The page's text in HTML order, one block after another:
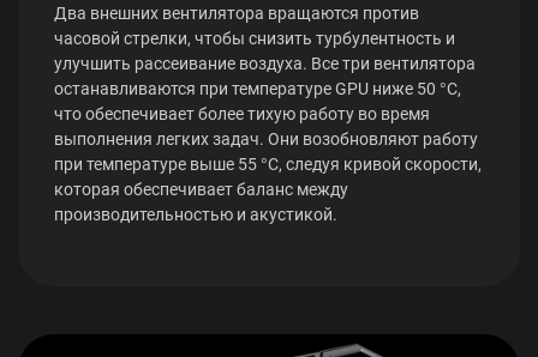
Два внешних вентилятора вращаются против
часовой стрелки, чтобы снизить турбулентность и
улучшить рассеивание воздуха. Все три вентилятора
останавливаются при температуре GPU ниже 50 °C,
что обеспечивает более тихую работу во время
выполнения легких задач. Они возобновляют работу
при температуре выше 55 °C, следуя кривой скорости,
которая обеспечивает баланс между
производительностью и акустикой.